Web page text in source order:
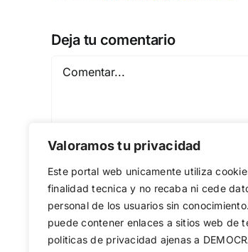
Valoramos tu privacidad
Este portal web unicamente utiliza
finalidad tecnica y no recaba ni cede
personal de los usuarios sin
puede contener enlaces a sitios web de
politicas de privacidad ajenas a
Deja tu comentario
Comentar
Guardar mi nombre, email y